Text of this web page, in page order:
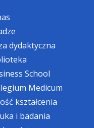
dydaktyczna
School
Medicum
kształcenia
i badania